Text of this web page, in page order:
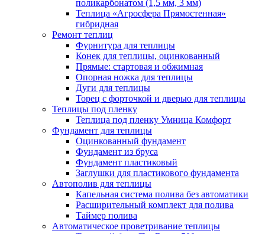
поликарбонатом (1,5 мм, 3 мм)
Теплица «Агросфера Прямостенная»
гибридная
Ремонт теплиц
Фурнитура для теплицы
Конек для теплицы, оцинкованный
Прямые: стартовая и обжимная
Опорная ножка для теплицы
Дуги для теплицы
Торец с форточкой и дверью для теплицы
Теплицы под пленку
Теплица под пленку Умница Комфорт
Фундамент для теплицы
Оцинкованный фундамент
Фундамент из бруса
Фундамент пластиковый
Заглушки для пластикового фундамента
Автополив для теплицы
Капельная система полива без автоматики
Расширительный комплект для полива
Таймер полива
Автоматическое проветривание теплицы